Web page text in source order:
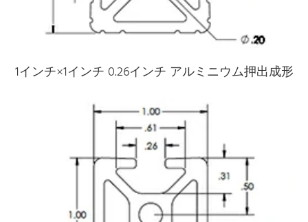
1インチ×1インチ 0.26インチ アルミニウム押出成形